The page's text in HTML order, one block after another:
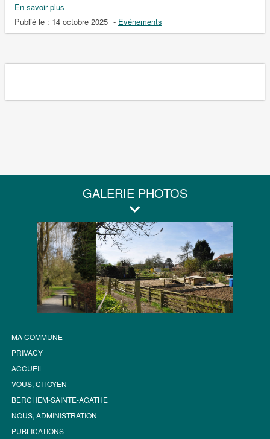
En savoir plus
Publié le : 14 octobre 2025 - Evénements
GALERIE PHOTOS
MA COMMUNE
PRIVACY
ACCUEIL
VOUS, CITOYEN
BERCHEM-SAINTE-AGATHE
NOUS, ADMINISTRATION
PUBLICATIONS